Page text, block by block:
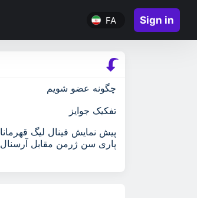
FA Sign in
چگونه عضو شویم
تفکیک جوایز
پاری سن ژرمن مقابل آرسنال